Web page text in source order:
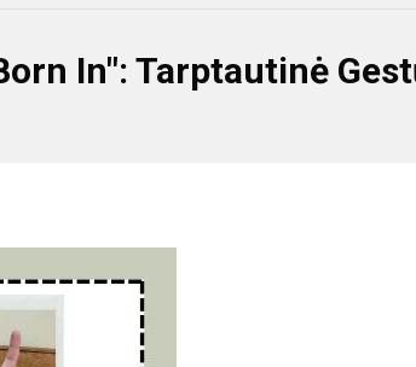
In": Tarptautinė